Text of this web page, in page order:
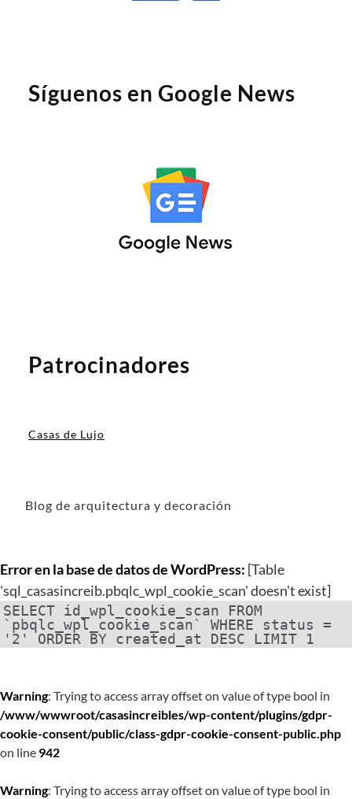
Síguenos en Google News
Patrocinadores
Casas de Lujo
Blog de arquitectura y decoración
Error en la base de datos de WordPress: [Table
'sql_casasincreib.pbqlc_wpl_cookie_scan' doesn't exist]
SELECT id_wpl_cookie_scan FROM
`pbqlc_wpl_cookie_scan` WHERE status =
'2' ORDER BY created_at DESC LIMIT 1
Warning: Trying to access array offset on value of type bool in
/www/wwwroot/casasincreibles/wp-content/plugins/gdpr-
cookie-consent/public/class-gdpr-cookie-consent-public.php
on line 942
Warning: Trying to access array offset on value of type bool in